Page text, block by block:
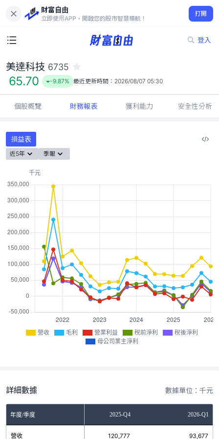
財富自由
立即使用APP，開啟您的股市智慧導航！
打開
登入
65.70
-9.87%
美達科技 6735
65.70 -9.87% 最近更新時間： 2026/08/07 05:30
個股概覽 財務報表 獲利能力 安全性分析
損益表
近5年 季報
營收 毛利 營業利益 稅前淨利
稅後淨利
母公司業主淨利
詳細數據 數據單位：千元
年度/季度2025-Q3 2025-Q4 2026-Q1
營收 120,777 93,677